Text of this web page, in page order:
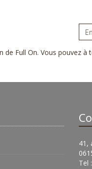
Full On. Vous pouvez
41,
Tel